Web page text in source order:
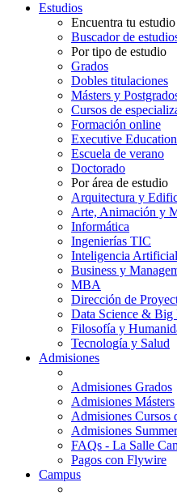
Estudios
Encuentra tu estudio
Buscador de
Por tipo de estudio
Grados
Dobles titulaciones
Másters y
Cursos de
Formación online
Executive Education
Escuela de verano
Doctorado
Por área de estudio
Arquitectura y
Arte, Animación y
Informática
Ingenierías TIC
Inteligencia Artificial
Business y
MBA
Dirección de
Data Science & Big
Filosofía y
Tecnología y Salud
Admisiones
Admisiones Grados
Admisiones Másters
Admisiones Cursos
Admisiones
FAQs - La Salle
Pagos con Flywire
Campus